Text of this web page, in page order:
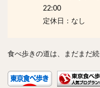
22:00
定休日：なし
食べ歩きの道は、まだまだ続